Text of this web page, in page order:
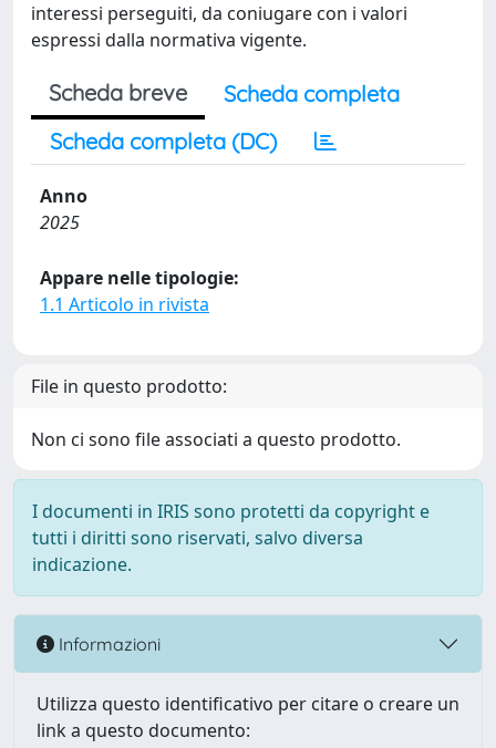
interessi perseguiti, da coniugare con i valori
espressi dalla normativa vigente.
Scheda breve
Scheda completa
Scheda completa (DC)
Anno
2025
Appare nelle tipologie:
1.1 Articolo in rivista
File in questo prodotto:
Non ci sono file associati a questo prodotto.
I documenti in IRIS sono protetti da copyright e
tutti i diritti sono riservati, salvo diversa
indicazione.
Informazioni
Utilizza questo identificativo per citare o creare un
link a questo documento: